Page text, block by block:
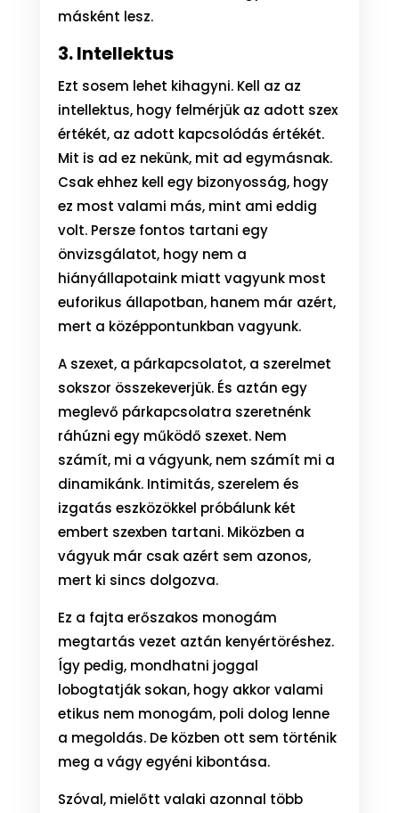
másként lesz.
3. Intellektus
Ezt sosem lehet kihagyni. Kell az az
intellektus, hogy felmérjük az adott szex
értékét, az adott kapcsolódás értékét.
Mit is ad ez nekünk, mit ad egymásnak.
Csak ehhez kell egy bizonyosság, hogy
ez most valami más, mint ami eddig
volt. Persze fontos tartani egy
önvizsgálatot, hogy nem a
hiányállapotaink miatt vagyunk most
euforikus állapotban, hanem már azért,
mert a középpontunkban vagyunk.
A szexet, a párkapcsolatot, a szerelmet
sokszor összekeverjük. És aztán egy
meglevő párkapcsolatra szeretnénk
ráhúzni egy működő szexet. Nem
számít, mi a vágyunk, nem számít mi a
dinamikánk. Intimitás, szerelem és
izgatás eszközökkel próbálunk két
embert szexben tartani. Miközben a
vágyuk már csak azért sem azonos,
mert ki sincs dolgozva.
Ez a fajta erőszakos monogám
megtartás vezet aztán kenyértöréshez.
Így pedig, mondhatni joggal
lobogtatják sokan, hogy akkor valami
etikus nem monogám, poli dolog lenne
a megoldás. De közben ott sem történik
meg a vágy egyéni kibontása.
Szóval, mielőtt valaki azonnal több